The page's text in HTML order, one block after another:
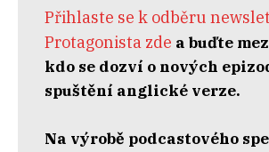
Přihlaste se k odběru
Protagonista zde a buďte
kdo se dozví o nových
spuštění anglické verze.
Na výrobě podcastového